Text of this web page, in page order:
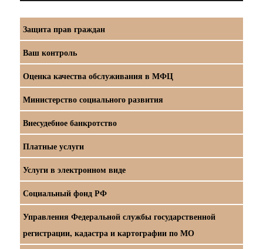
Защита прав граждан
Ваш контроль
Оценка качества обслуживания в МФЦ
Министерство социального развития
Внесудебное банкротство
Платные услуги
Услуги в электронном виде
Социальный фонд РФ
Управления Федеральной службы государственной
регистрации, кадастра и картографии по МО